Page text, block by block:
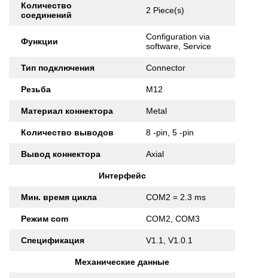
Количество
соединений
2 Piece(s)
Функции
Configuration via
software, Service
Тип подключения Connector
Резьба M12
Материал коннектора Metal
Количество выводов 8 -pin, 5 -pin
Вывод коннектора Axial
Интерфейс
Мин. время цикла COM2 = 2.3 ms
Режим com COM2, COM3
Спецификация V1.1, V1.0.1
Механические данные